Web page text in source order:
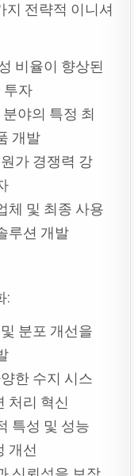
지 전략적 이니셔
비율이 향상된
투자
야의 특정 최
개발
가 경쟁력 강
체 및 최종 사용
루션 개발
:
분포 개선을
한 수지 시스
처리 혁신
특성 및 성능
개선